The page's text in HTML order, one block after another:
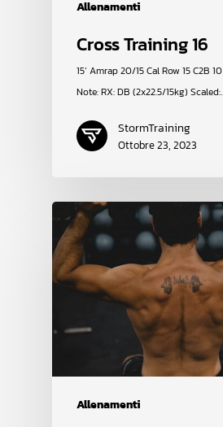
Allenamenti
Cross Training 16
15’ Amrap 20/15 Cal Row 15 C2B
Note: RX: DB (2x22.5/15kg)
StormTraining
Ottobre 23, 2023
Allenamenti